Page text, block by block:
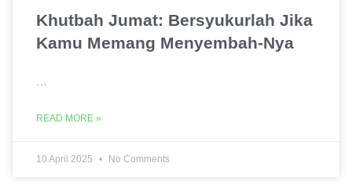
Khutbah Jumat: Bersyukurlah Jika
Kamu Memang Menyembah-Nya
…
READ MORE »
10 April 2025 No Comments